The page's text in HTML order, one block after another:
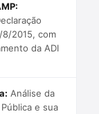
8/2015, com
da ADI
Análise da
e sua